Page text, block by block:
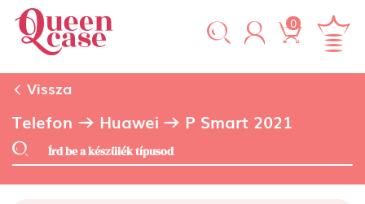
0
Vissza
Telefon Huawei P Smart 2021